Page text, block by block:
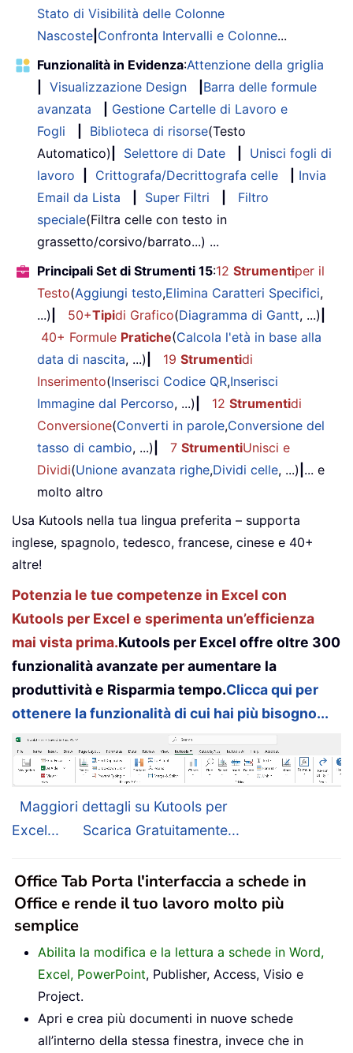
Stato di Visibilità delle Colonne
Nascoste Confronta Intervalli e Colonne...
Funzionalità in Evidenza:Attenzione della griglia
Visualizzazione Design
Barra delle formule
avanzata
Gestione Cartelle di Lavoro e
Fogli
Biblioteca di risorse(Testo
Automatico)
Selettore di Date
Unisci fogli di
lavoro
Crittografa/Decrittografa celle
Invia
Email da Lista
Super Filtri
Filtro
speciale(Filtra celle con testo in
grassetto/corsivo/barrato...) ...
Principali Set di Strumenti 15:12 Strumentiper il
Testo(Aggiungi testo,Elimina Caratteri Specifici,
...)
50+Tipidi Grafico(Diagramma di Gantt, ...)
40+ Formule Pratiche(Calcola l'età in base alla
data di nascita, ...) 19 Strumentidi
Inserimento(Inserisci Codice QR,Inserisci
Immagine dal Percorso, ...) 12 Strumentidi
Conversione(Converti in parole,Conversione del
tasso di cambio, ...) 7 StrumentiUnisci e
Dividi(Unione avanzata righe,Dividi celle, ...) ... e
molto altro
Usa Kutools nella tua lingua preferita – supporta
inglese, spagnolo, tedesco, francese, cinese e 40+
altre!
Potenzia le tue competenze in Excel con
Kutools per Excel e sperimenta un’efficienza
mai vista prima.Kutools per Excel offre oltre 300
funzionalità avanzate per aumentare la
produttività e Risparmia tempo.Clicca qui per
ottenere la funzionalità di cui hai più bisogno...
Maggiori dettagli su Kutools per
Excel...
Scarica Gratuitamente...
Office Tab Porta l'interfaccia a schede in
Office e rende il tuo lavoro molto più
semplice
Abilita la modifica e la lettura a schede in Word,
Excel, PowerPoint, Publisher, Access, Visio e
Project.
Apri e crea più documenti in nuove schede
all’interno della stessa finestra, invece che in